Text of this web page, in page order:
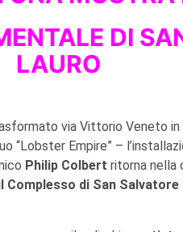
DI
LAURO
via Vittorio Veneto in
“Lobster Empire” –
Philip Colbert ritorna nella
Complesso di San